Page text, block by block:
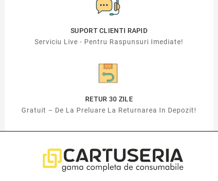
SUPORT CLIENTI RAPID
Serviciu Live - Pentru Raspunsuri Imediate!
RETUR 30 ZILE
Gratuit – De La Preluare La Returnarea In Depozit!